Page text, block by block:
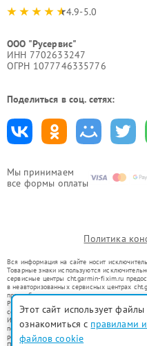
Мы принимаем
все формы оплаты
4.9-5.0
ООО "Русервис"
ИНН 7702633247
ОГРН 1077746335776
Поделиться в соц. сетях:
Политика
Вся информация на сайте носит
Товарные знаки используются
сервисные центры cht.garmin-fixim.ru
в неавторизованных сервисных центрах
правообладателями товарных знаков или
Ремонт осуществляется для устройств, уже
со статьей 1487 ГК РФ.
Использование товарных знаков не
потребителей в заблуждение, а служит для
ремонту техники указанных брендов.
Этот сайт использует
ознакомиться с правилами
файлов cookie